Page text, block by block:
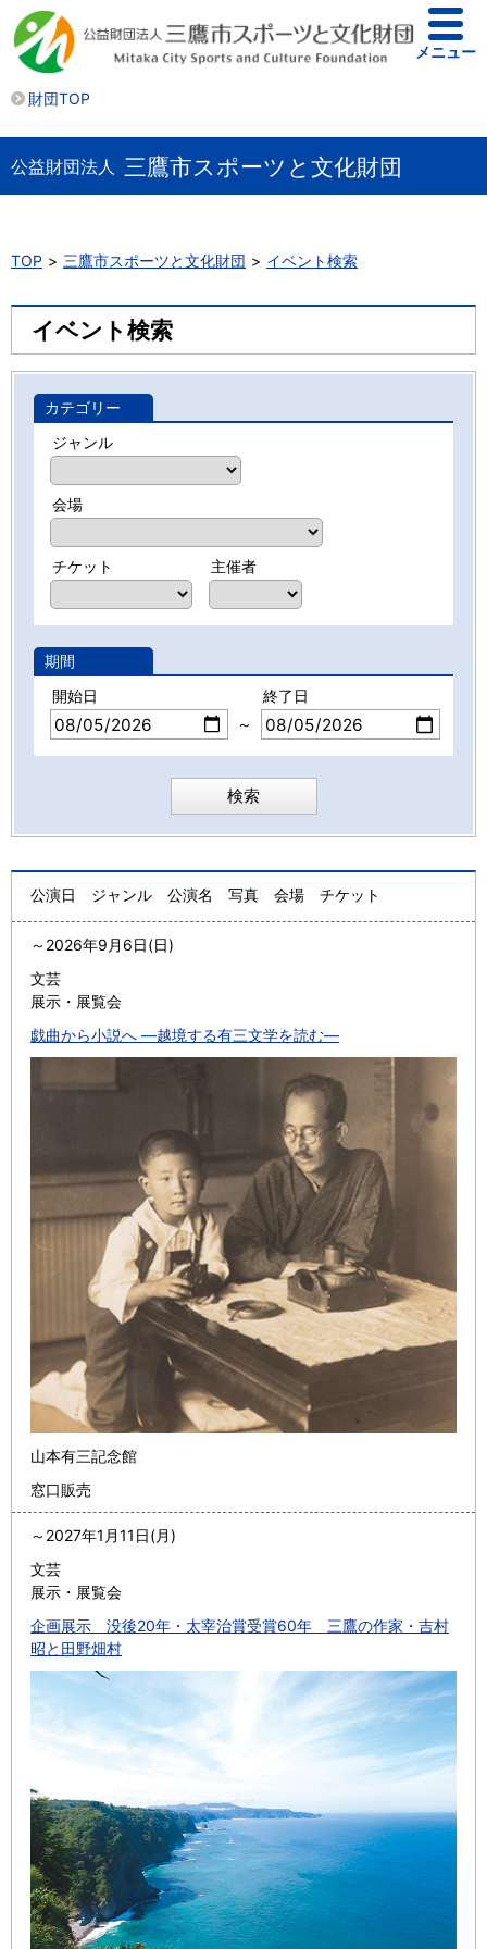
財団TOP
メニュー
公益財団法人 三鷹市スポーツと文化財団
TOP 三鷹市スポーツと文化財団 イベント検索
イベント検索
カテゴリー
ジャンル
会場
チケット 主催者
期間
開始日
～
終了日
公演日 ジャンル 公演名 写真 会場 チケット
～ 2026年9月6日(日)
文芸
展示・展覧会
戯曲から小説へ ―越境する有三文学を読む―
山本有三記念館
窓口販売
～ 2027年1月11日(月)
文芸
展示・展覧会
企画展示 没後20年・太宰治賞受賞60年 三鷹の作家・吉村
昭と田野畑村